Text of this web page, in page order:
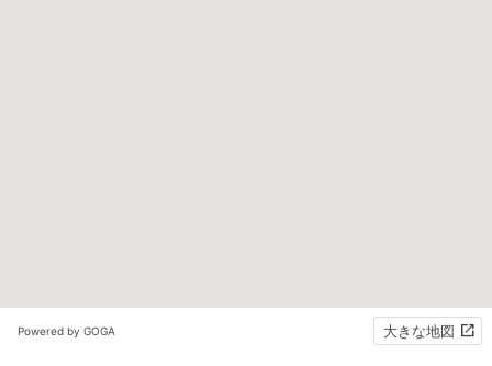
Powered by GOGA 大きな地図